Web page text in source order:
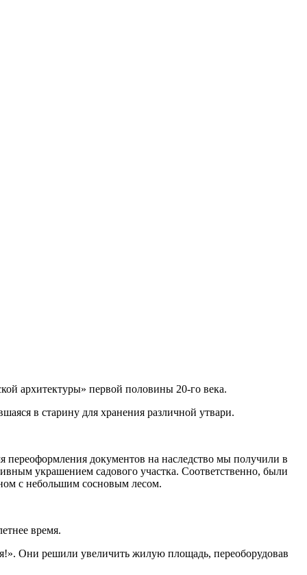
архитектуры» первой половины 20-го века.
в старину для хранения различной утвари.
переоформления документов на наследство мы получили в
украшением садового участка. Соответственно, были
с небольшим сосновым лесом.
время.
Они решили увеличить жилую площадь, переоборудовав